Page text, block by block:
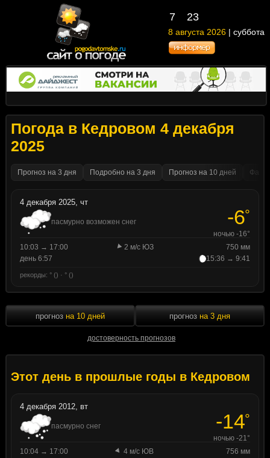
7 23
8 августа 2026 | суббота
Погода в Кедровом 4 декабря
2025
Прогноз на 3 дня Подробно на 3 дня Прогноз на 10 дней
4 декабря 2025, чт
пасмурно возможен снег -6°
ночью -16°
10:03 → 17:00
2 м/с ЮЗ
750 мм
день 6:57
15:36 → 9:41
рекорды: ° () · ° ()
прогноз на 10 дней
достоверность прогнозов
прогноз на 3 дня
Этот день в прошлые годы в Кедровом
4 декабря 2012, вт
пасмурно снег -14°
ночью -21°
10:04 → 17:00
4 м/с ЮВ
756 мм